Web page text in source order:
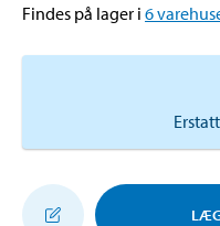
Findes på lager i 6